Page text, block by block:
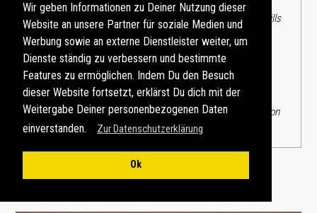
Wir geben Informationen zu Deiner Nutzung dieser
Website an unsere Partner für soziale Medien und
Werbung sowie an externe Dienstleister weiter, um
Dienste ständig zu verbessern und bestimmte
Features zu ermöglichen. Indem Du den Besuch
dieser Website fortsetzt, erklärst Du dich mit der
Weitergabe Deiner personenbezogenen Daten
einverstanden.
Zur Datenschutzerklärung
Ok
Ein wunderschönerFotospotfindet sich in den Hollywood Hills
nördlich des Observatoriums, gute Fernsicht vorausgesetzt.
Speziell nach dem Sonnenuntergangzur Blauen Stunde
erstrahlt dasGriffith Observatoryvor der hell erleuchteten
Skyline von Los Angeles Downtown. Tagsüber gelingt dieses
Foto aufgrund des herrschenden Gegenlichts und des stets
vorhandenen Dunstes nicht. Generell ist an dieser Fotolocation
ein starkes Teleobjektiv erforderlich.